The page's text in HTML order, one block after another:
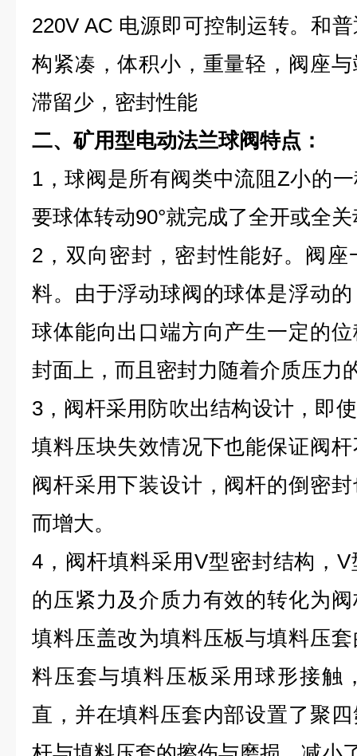
220V AC 电源即可控制运转。和
构紧凑，体积小，重量轻，阀座
滞留少，密封性能
二、矿用型电动法兰球阀特点：
1，球阀是所有阀类中流阻Z小的
要球体转动90°就完成了全开或全
2，双向密封，密封性能好。阀
料。由于浮动球阀的球体是浮动
球体能向出口端方向产生一定的
封面上，而且密封力随着介质压力
3，阀杆采用防吹出结构设计，即
填料压块失效情况下也能保证阀
阀杆采用下装设计，阀杆的倒密
而增大。
4，阀杆填料采用V型密封结构，
的压紧力及介质力有效的转化为
填料压盖改为填料压板与填料压
料压套与填料压板采用球形接触
直，并在填料压套内部设置了聚